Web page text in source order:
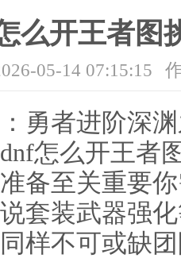
么开王者图
05-14 07:15:15
勇者进阶深
怎么开王者
备至关重要
套装武器强
样不可或缺